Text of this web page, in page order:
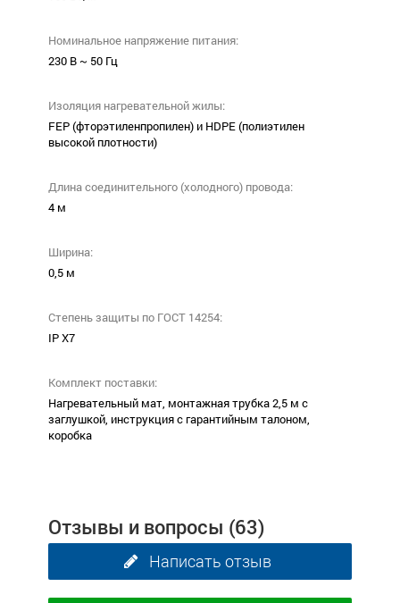
Номинальное напряжение питания:
230 В ~ 50 Гц
Изоляция нагревательной жилы:
FEP (фторэтиленпропилен) и HDPE (полиэтилен
высокой плотности)
Длина соединительного (холодного) провода:
4 м
Ширина:
0,5 м
Степень защиты по ГОСТ 14254:
IP X7
Комплект поставки:
Нагревательный мат, монтажная трубка 2,5 м с
заглушкой, инструкция с гарантийным талоном,
коробка
Отзывы и вопросы (63)
Написать отзыв